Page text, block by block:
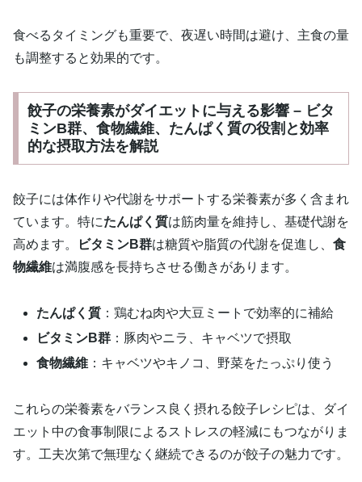
食べるタイミングも重要で、夜遅い時間は避け、主食の量
も調整すると効果的です。
餃子の栄養素がダイエットに与える影響 – ビタ
ミンB群、食物繊維、たんぱく質の役割と効率
的な摂取方法を解説
餃子には体作りや代謝をサポートする栄養素が多く含まれ
ています。特にたんぱく質は筋肉量を維持し、基礎代謝を
高めます。
ビタミンB群は糖質や脂質の代謝を促進し、 食
物繊維は満腹感を長持ちさせる働きがあります。
たんぱく質 ：鶏むね肉や大豆ミートで効率的に補給
ビタミンB群 ：豚肉やニラ、キャベツで摂取
食物繊維 ：キャベツやキノコ、野菜をたっぷり使う
これらの栄養素をバランス良く摂れる餃子レシピは、ダイ
エット中の食事制限によるストレスの軽減にもつながりま
す。工夫次第で無理なく継続できるのが餃子の魅力です。